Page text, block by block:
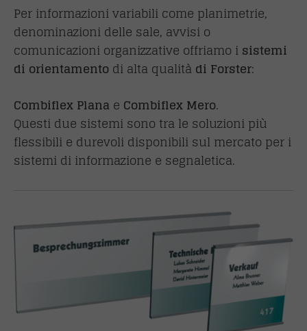
Per informazioni variabili come planimetrie,
denominazioni delle sale, avvisi o
comunicazioni organizzative offriamo isistemi
di orientamentodi alta qualitàdi Forster:
Combiflex Planae Combiflex Mero.
Questi due sistemi sono tra le soluzioni più
flessibili e durevoli disponibili sul mercato per i
sistemi di informazione e segnaletica.